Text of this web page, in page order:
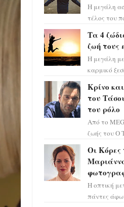
Η μεγάλη
τέλος του
πάρετε μια
Τα 4
ζωή τους
Η μεγάλη
καρμικό
Κρίνο
του
του ρόλο
Από το
ζωής του Ο
επιτυχίας
Οι Κόρες
Η οπτική
πάντες